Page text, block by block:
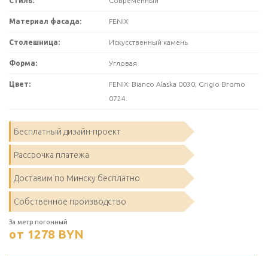
Материал фасада: FENIX
Столешница: Искусственный камень
Форма: Угловая
Цвет:
FENIX: Bianco Alaska 0030; Grigio Bromo
0724.
Бесплатный дизайн-проект
Рассрочка платежа
Доставим по Минску бесплатно
Собственное производство
За метр погонный
от 1278 BYN